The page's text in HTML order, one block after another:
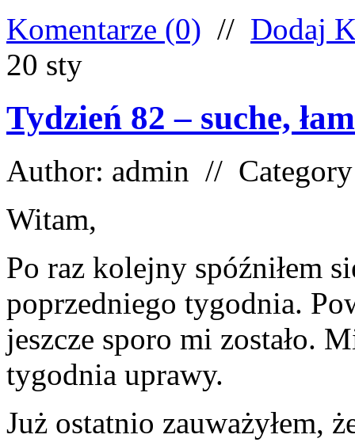
Komentarze (0) // Dodaj
20 sty
Tydzień 82 – suche,
Author: admin //
Witam,
Po raz kolejny spóźniłem
poprzedniego tygodnia.
jeszcze sporo mi zostało.
tygodnia uprawy.
Już ostatnio zauważyłem,